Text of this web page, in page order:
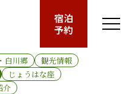
宿泊
予約
白川郷
観光情報
じょうはな座
介